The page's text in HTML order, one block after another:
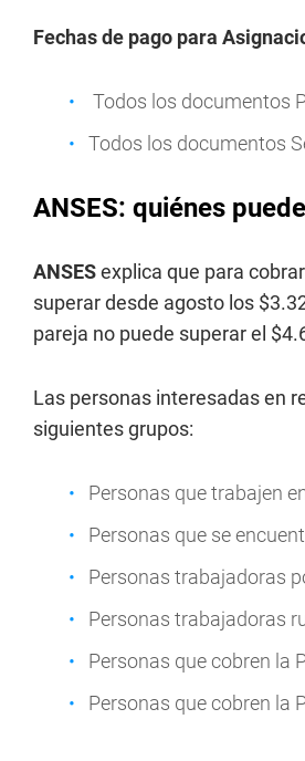
Fechas de pago para
Todos los documentos
Todos los documentos
ANSES: quiénes
ANSESexplica que para
superar desde agosto los
pareja no puede superar el
Las personas interesadas en
siguientes grupos:
Personas que trabajen
Personas que se
Personas trabajadoras
Personas trabajadoras
Personas que cobren la
Personas que cobren la